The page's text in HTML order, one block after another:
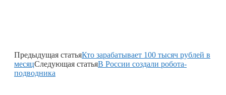
Предыдущая статьяКто зарабатывает 100 тысяч рублей в
месяцСледующая статьяВ России создали робота-
подводника